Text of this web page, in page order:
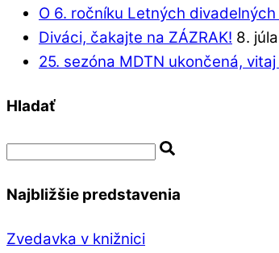
O 6. ročníku Letných
Diváci, čakajte na ZÁZRAK! 8.
25. sezóna MDTN ukončená, vitaj
Hladať
Najbližšie predstavenia
Zvedavka v knižnici